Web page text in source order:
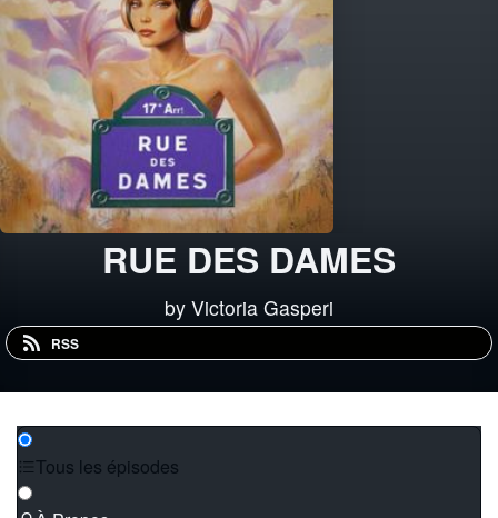
RUE DES DAMES
by Victoria Gasperi
RSS
Tous les épisodes